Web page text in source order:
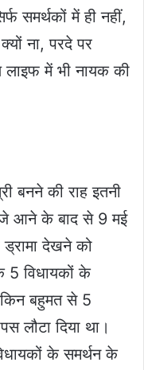
समर्थकों में ही नहीं,
ना, परदे पर
लाइफ में भी नायक की
बनने की राह इतनी
आने के बाद से 9 मई
ड्रामा देखने को
5 विधायकों के
बहुमत से 5
लौटा दिया था।
के समर्थन के